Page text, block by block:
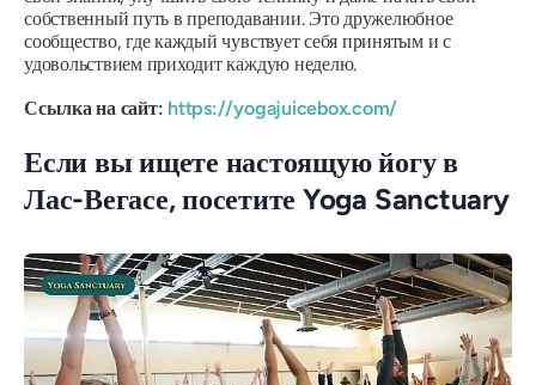
собственный путь в преподавании. Это дружелюбное
сообщество, где каждый чувствует себя принятым и с
удовольствием приходит каждую неделю.
Ссылка на сайт: https://yogajuicebox.com/
Если вы ищете настоящую йогу в
Лас-Вегасе, посетите Yoga Sanctuary